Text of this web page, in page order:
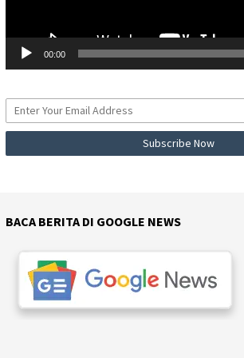
00:00
BACA BERITA DI GOOGLE NEWS